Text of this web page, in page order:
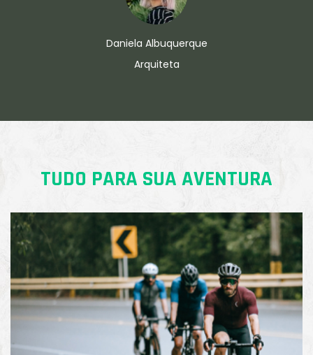
Daniela Albuquerque
Arquiteta
TUDO PARA SUA AVENTURA